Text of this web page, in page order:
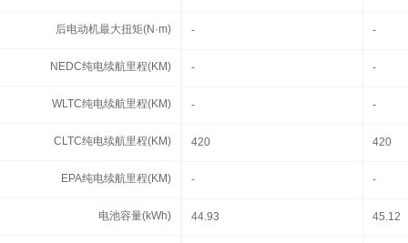
后电动机最大扭矩(N·m) - -
NEDC纯电续航里程(KM) - -
WLTC纯电续航里程(KM) - -
CLTC纯电续航里程(KM) 420 420
EPA纯电续航里程(KM) - -
电池容量(kWh) 44.93 45.12
后电动机最大扭矩(N·m)
NEDC纯电续航里程(KM)
WLTC纯电续航里程(KM)
CLTC纯电续航里程(KM)
EPA纯电续航里程(KM)
电池容量(kWh)